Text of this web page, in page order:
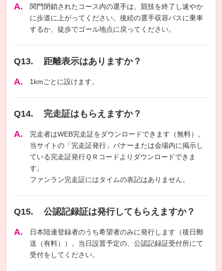
関門閉鎖されたコース内の選手は、競技を終了し速やか
に歩道に上がってください。後続の選手収容バスに乗車
するか、徒歩でゴール地点に戻ってください。
距離表示はありますか？
1kmごとに設けます。
完走証はもらえますか？
完走者はWEB完走証をダウンロードできます（無料）。
当サイトの「完走証発行」バナーまたは会場内に掲示し
ている完走証発行ＱＲコードよりダウンロードできま
す。
ファンラン完走証にはタイムの表記はありません。
公認記録証は発行してもらえますか？
日本陸連登録者のうち希望者のみに発行します（後日郵
送（有料））。当日設置予定の、公認記録証受付所にて
受付をしてください。